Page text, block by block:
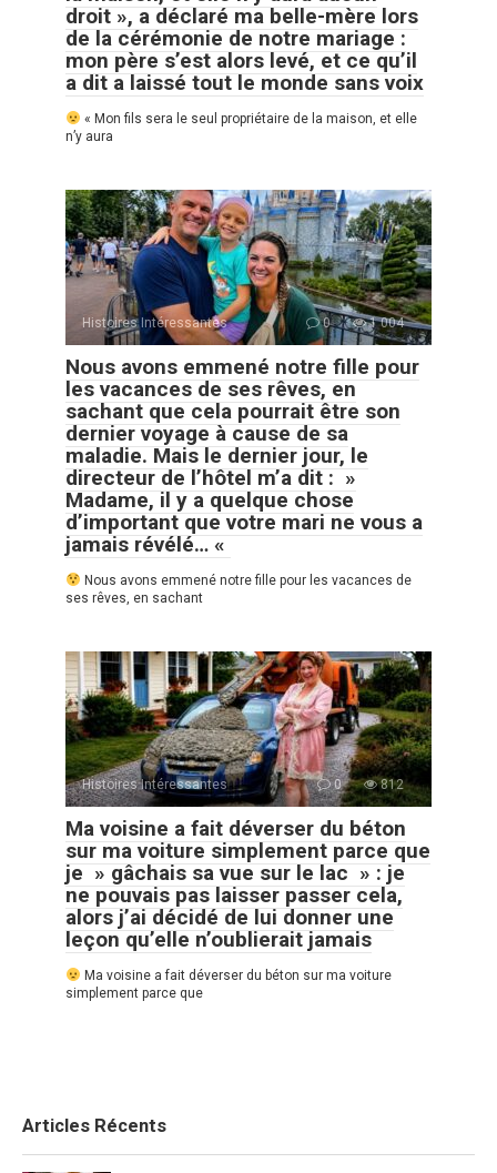
droit », a déclaré ma belle-mère lors
de la cérémonie de notre mariage :
mon père s’est alors levé, et ce qu’il
a dit a laissé tout le monde sans voix
« Mon fils sera le seul propriétaire de la maison, et elle
n’y aura
Histoires Intéressantes 0 1 004
Nous avons emmené notre fille pour
les vacances de ses rêves, en
sachant que cela pourrait être son
dernier voyage à cause de sa
maladie. Mais le dernier jour, le
directeur de l’hôtel m’a dit : »
Madame, il y a quelque chose
d’important que votre mari ne vous a
jamais révélé… «
Nous avons emmené notre fille pour les vacances de
ses rêves, en sachant
Histoires Intéressantes 0 812
Ma voisine a fait déverser du béton
sur ma voiture simplement parce que
je » gâchais sa vue sur le lac » : je
ne pouvais pas laisser passer cela,
alors j’ai décidé de lui donner une
leçon qu’elle n’oublierait jamais
Ma voisine a fait déverser du béton sur ma voiture
simplement parce que
Articles Récents